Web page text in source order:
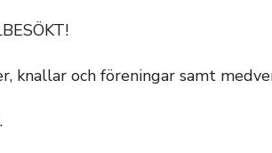
knallar och föreningar samt